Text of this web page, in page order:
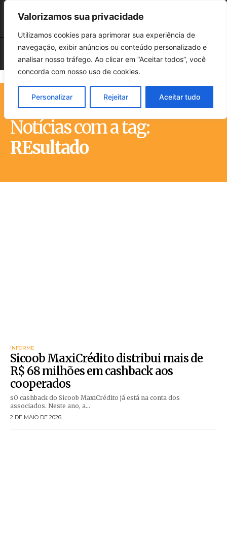
Valorizamos sua privacidade
Utilizamos cookies para aprimorar sua experiência de
navegação, exibir anúncios ou conteúdo personalizado e
analisar nosso tráfego. Ao clicar em “Aceitar todos”, você
concorda com nosso uso de cookies.
Personalizar Rejeitar Aceitar tudo
Notícias com a tag:
REsultado
INFORME
Sicoob MaxiCrédito distribui mais de
R$ 68 milhões em cashback aos
cooperados
sO cashback do Sicoob MaxiCrédito já está na conta dos
associados. Neste ano, a...
2 DE MAIO DE 2026